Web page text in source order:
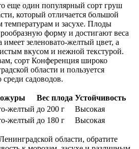
еще один популярный сорт груш
который отличается большой
температурам и засухе. Плоды
форму и достигают веса
зеленовато-желтый цвет, а
вкусом и нежной текстурой.
сорт Конференция широко
области и пользуется
садоводов.
Вес плода Устойчивость
желтый до 200 г
Высокая
желтый до 180 г Высокая
области, обратите